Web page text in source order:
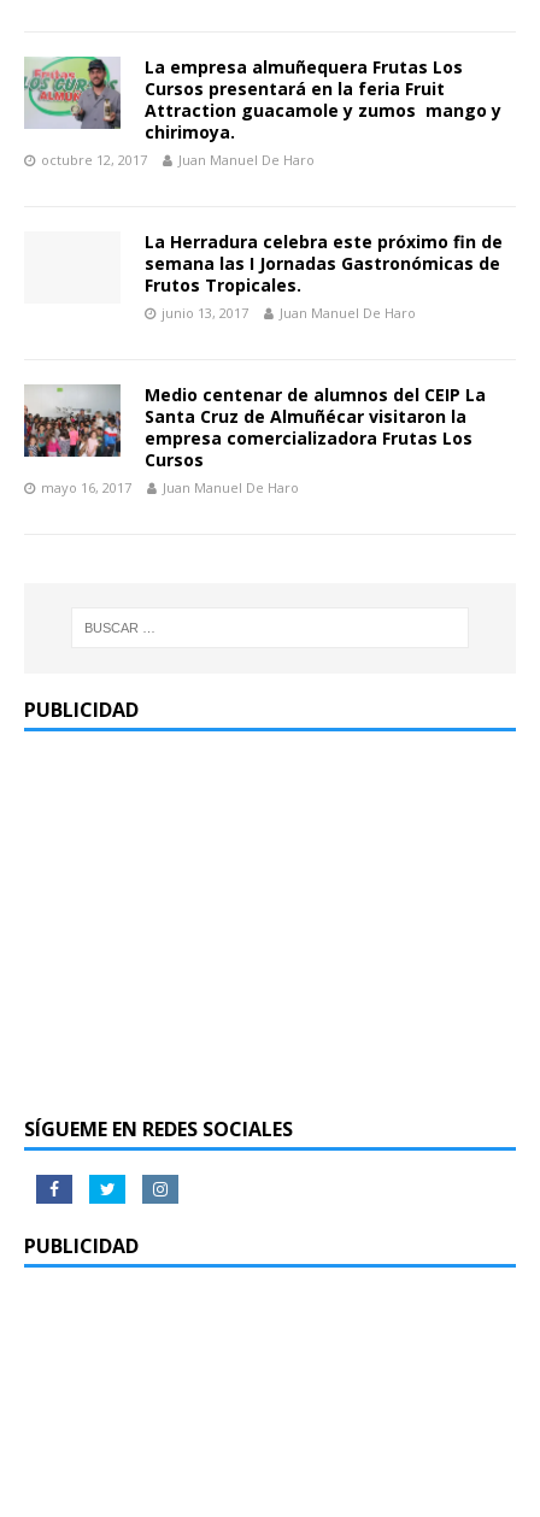
La empresa almuñequera Frutas Los
Cursos presentará en la feria Fruit
Attraction guacamole y zumos mango y
chirimoya.
octubre 12, 2017 Juan Manuel De Haro
La Herradura celebra este próximo fin de
semana las I Jornadas Gastronómicas de
Frutos Tropicales.
junio 13, 2017 Juan Manuel De Haro
Medio centenar de alumnos del CEIP La
Santa Cruz de Almuñécar visitaron la
empresa comercializadora Frutas Los
Cursos
mayo 16, 2017 Juan Manuel De Haro
PUBLICIDAD
SÍGUEME EN REDES SOCIALES
PUBLICIDAD